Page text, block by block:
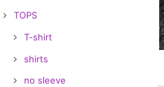
TOPS
T-shirt
shirts
no sleeve